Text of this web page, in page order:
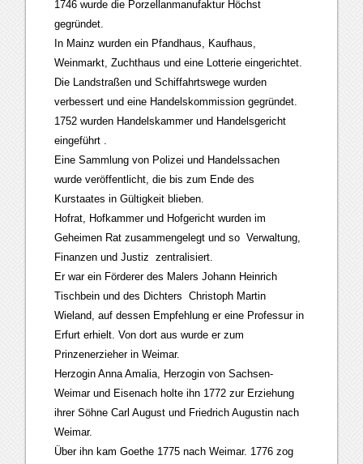
1746 wurde die Porzellanmanufaktur Höchst
gegründet.
In Mainz wurden ein Pfandhaus, Kaufhaus,
Weinmarkt, Zuchthaus und eine Lotterie eingerichtet.
Die Landstraßen und Schiffahrtswege wurden
verbessert und eine Handelskommission gegründet.
1752 wurden Handelskammer und Handelsgericht
eingeführt .
Eine Sammlung von Polizei und Handelssachen
wurde veröffentlicht, die bis zum Ende des
Kurstaates in Gültigkeit blieben.
Hofrat, Hofkammer und Hofgericht wurden im
Geheimen Rat zusammengelegt und so Verwaltung,
Finanzen und Justiz zentralisiert.
Er war ein Förderer des Malers Johann Heinrich
Tischbein und des Dichters Christoph Martin
Wieland, auf dessen Empfehlung er eine Professur in
Erfurt erhielt. Von dort aus wurde er zum
Prinzenerzieher in Weimar.
Herzogin Anna Amalia, Herzogin von Sachsen-
Weimar und Eisenach holte ihn 1772 zur Erziehung
ihrer Söhne Carl August und Friedrich Augustin nach
Weimar.
Über ihn kam Goethe 1775 nach Weimar. 1776 zog